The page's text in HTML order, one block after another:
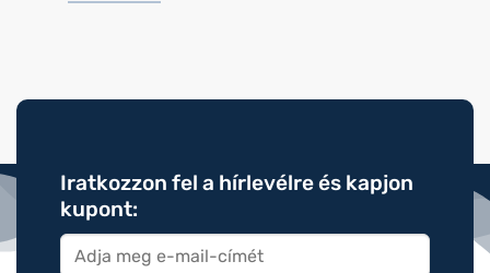
Iratkozzon fel a hírlevélre és kapjon
kupont: